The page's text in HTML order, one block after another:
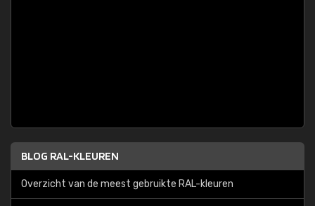
BLOG RAL-KLEUREN
Overzicht van de meest gebruikte RAL-kleuren